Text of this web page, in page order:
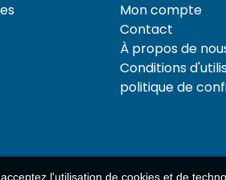
Mon compte
Contact
À propos de
Conditions
politique de
l'utilisation de cookies et de